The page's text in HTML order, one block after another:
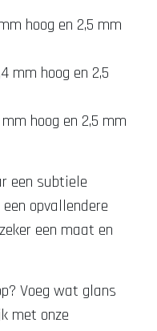
hoog en 2,5 mm
mm hoog en 2,5
hoog en 2,5 mm
een subtiele
opvallendere
een maat en
Voeg wat glans
met onze